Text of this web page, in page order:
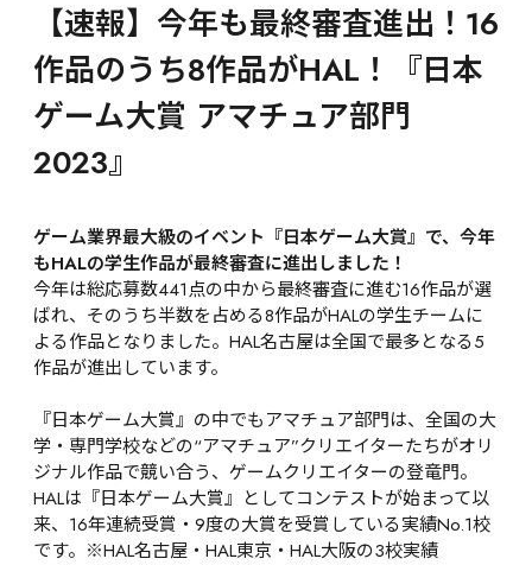
【速報】今年も最終審査進出！16
作品のうち8作品がHAL！『日本
ゲーム大賞 アマチュア部門
2023』
ゲーム業界最大級のイベント『日本ゲーム大賞』で、今年
もHALの学生作品が最終審査に進出しました！
今年は総応募数441点の中から最終審査に進む16作品が選
ばれ、そのうち半数を占める8作品がHALの学生チームに
よる作品となりました。HAL名古屋は全国で最多となる5
作品が進出しています。
『日本ゲーム大賞』の中でもアマチュア部門は、全国の大
学・専門学校などの“アマチュア”クリエイターたちがオリ
ジナル作品で競い合う、ゲームクリエイターの登竜門。
HALは『日本ゲーム大賞』としてコンテストが始まって以
来、16年連続受賞・9度の大賞を受賞している実績No.1校
です。※HAL名古屋・HAL東京・HAL大阪の3校実績